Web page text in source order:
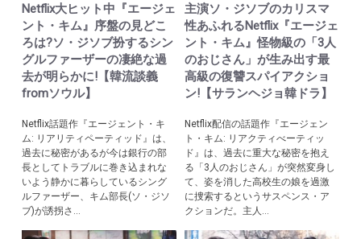
Netflix大ヒット中『エージェ
ント・キム』序盤の見どこ
ろは?ソ・ジソブ扮するシン
グルファーザーの凄絶な過
去が明らかに!【韓流談義
fromソウル】
Netflix話題作『エージェント・キ
ム: リアリティペーティッド』は、
過去に秘密があるが今は銀行の部
長としてトラブルに巻き込まれな
いよう静かに暮らしているシング
ルファーザー、キム部長(ソ・ジソ
ブ)が誘拐さ...
主演ソ・ジソブのカリスマ
性あふれるNetflix『エージェ
ント・キム』怪物級の「3人
のおじさん」が生み出す最
高級の復讐スパイアクショ
ン!【サランヘジョ韓ドラ】
Netflix配信の話題作『エージェン
ト・キム: リアクティべーティッ
ド』は、過去に重大な秘密を抱え
る「3人のおじさん」が突然変身し
て、姿を消した高校生の娘を過激
に捜索するというサスペンス・ア
クションだ。主人...